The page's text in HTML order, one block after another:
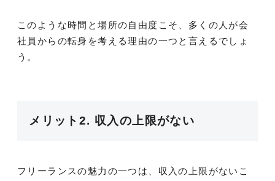
このような時間と場所の自由度こそ、多くの人が会
社員からの転身を考える理由の一つと言えるでしょ
う。
メリット2. 収入の上限がない
フリーランスの魅力の一つは、収入の上限がないこ